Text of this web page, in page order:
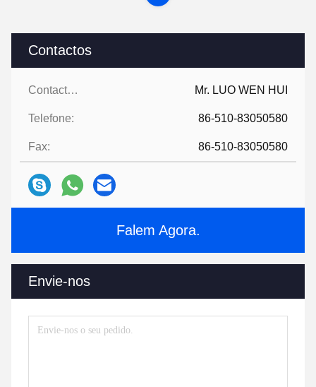
Contactos
Contactos: Mr. LUO WEN HUI
Telefone: 86-510-83050580
Fax: 86-510-83050580
Falem Agora.
Envie-nos